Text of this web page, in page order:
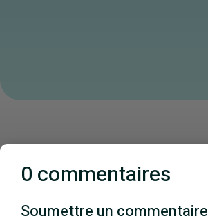
0 commentaires
Soumettre un commentaire